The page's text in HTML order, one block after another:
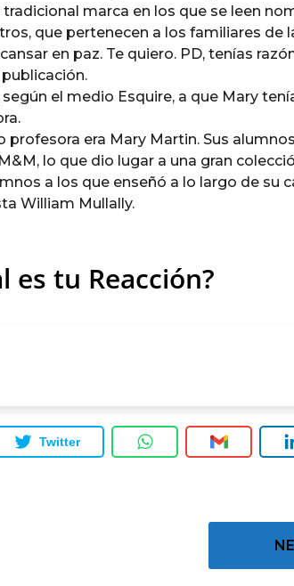
marca en los que se leen
que pertenecen a los familiares de
en paz. Te quiero. PD, tenías
el medio Esquire, a que Mary
era Mary Martin. Sus
lo que dio lugar a una gran
a los que enseñó a lo largo de su
William Mullally.
es tu Reacción?
Twitter